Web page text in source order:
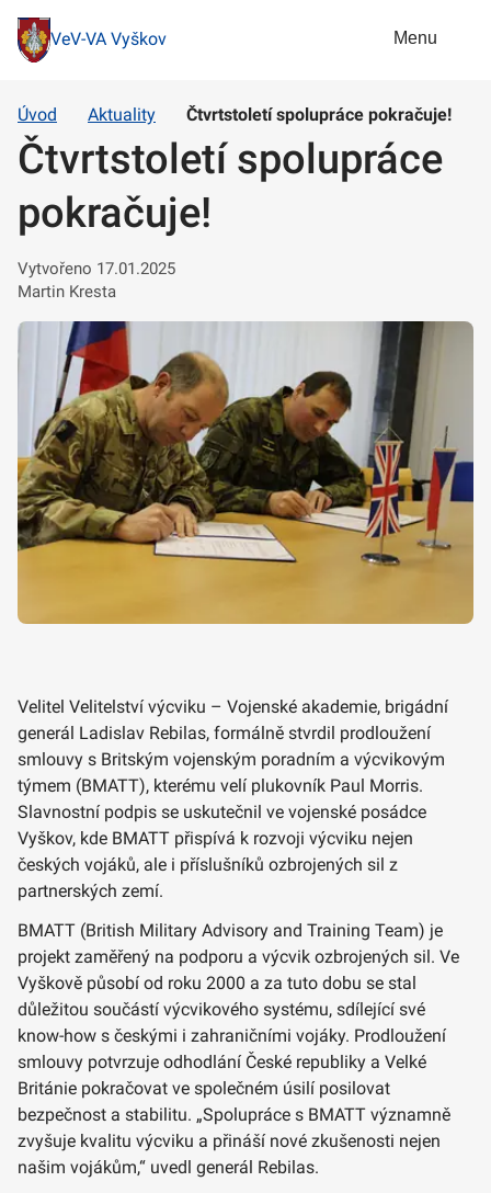
VeV-VA Vyškov Menu
Úvod Aktuality Čtvrtstoletí spolupráce pokračuje!
Čtvrtstoletí spolupráce
pokračuje!
Vytvořeno 17.01.2025
Martin Kresta
Velitel Velitelství výcviku – Vojenské akademie, brigádní
generál Ladislav Rebilas, formálně stvrdil prodloužení
smlouvy s Britským vojenským poradním a výcvikovým
týmem (BMATT), kterému velí plukovník Paul Morris.
Slavnostní podpis se uskutečnil ve vojenské posádce
Vyškov, kde BMATT přispívá k rozvoji výcviku nejen
českých vojáků, ale i příslušníků ozbrojených sil z
partnerských zemí.
BMATT (British Military Advisory and Training Team) je
projekt zaměřený na podporu a výcvik ozbrojených sil. Ve
Vyškově působí od roku 2000 a za tuto dobu se stal
důležitou součástí výcvikového systému, sdílející své
know-how s českými i zahraničními vojáky. Prodloužení
smlouvy potvrzuje odhodlání České republiky a Velké
Británie pokračovat ve společném úsilí posilovat
bezpečnost a stabilitu. „Spolupráce s BMATT významně
zvyšuje kvalitu výcviku a přináší nové zkušenosti nejen
našim vojákům,“ uvedl generál Rebilas.